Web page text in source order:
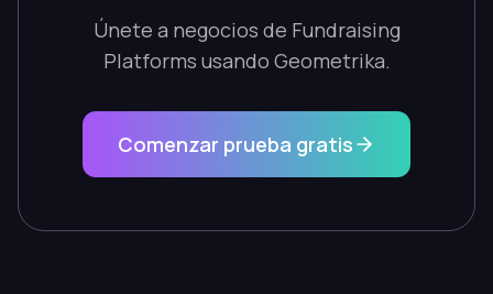
Únete a negocios de Fundraising
Platforms usando Geometrika.
Comenzar prueba gratis